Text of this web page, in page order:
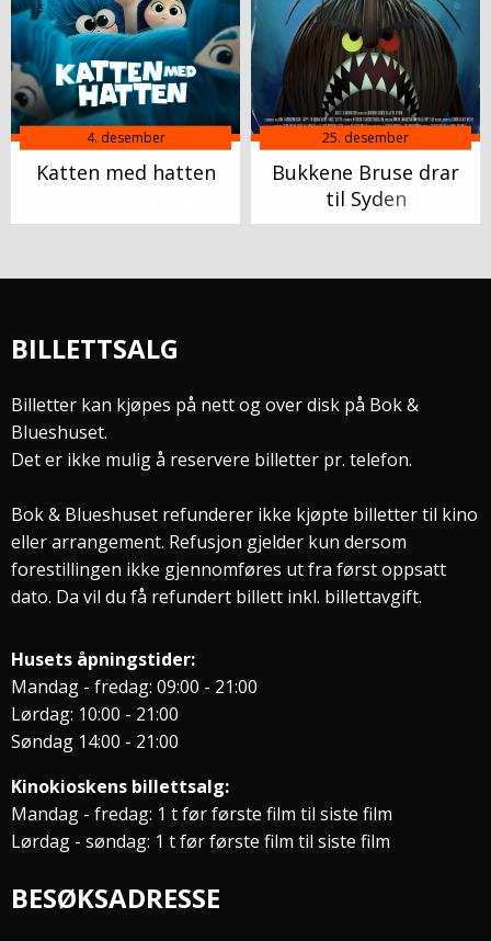
4. desember
Katten med hatten
25. desember
Bukkene Bruse drar
til Syden
BILLETTSALG
Billetter kan kjøpes på nett og over disk på Bok &
Blueshuset.
Det er ikke mulig å reservere billetter pr. telefon.
Bok & Blueshuset refunderer ikke kjøpte billetter til kino
eller arrangement. Refusjon gjelder kun dersom
forestillingen ikke gjennomføres ut fra først oppsatt
dato. Da vil du få refundert billett inkl. billettavgift.
Husets åpningstider:
Mandag - fredag: 09:00 - 21:00
Lørdag: 10:00 - 21:00
Søndag 14:00 - 21:00
Kinokioskens billettsalg:
Mandag - fredag: 1 t før første film til siste film
Lørdag - søndag: 1 t før første film til siste film
BESØKSADRESSE